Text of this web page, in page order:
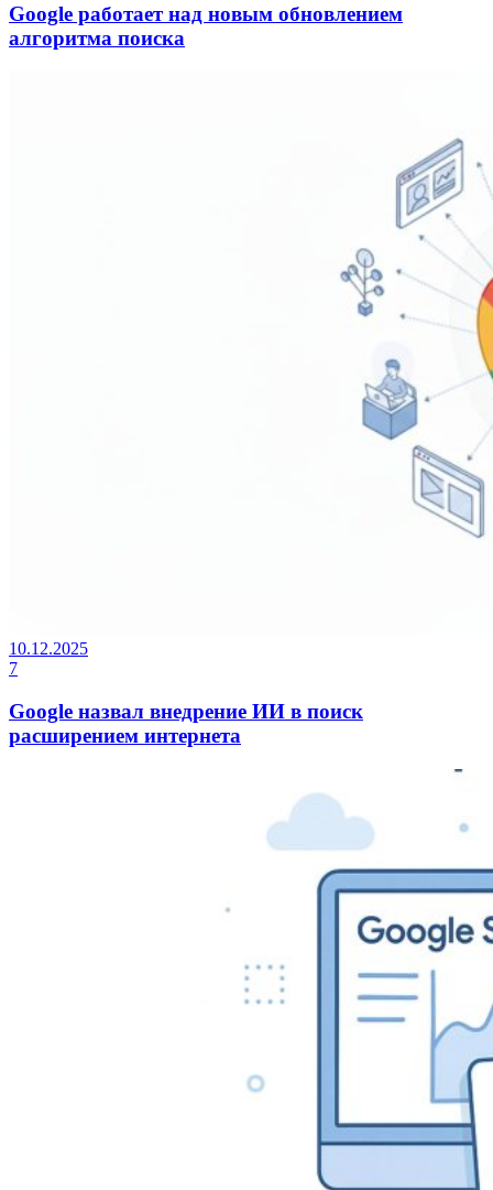
Google работает над новым обновлением
алгоритма поиска
10.12.2025
7
Google назвал внедрение ИИ в поиск
расширением интернета